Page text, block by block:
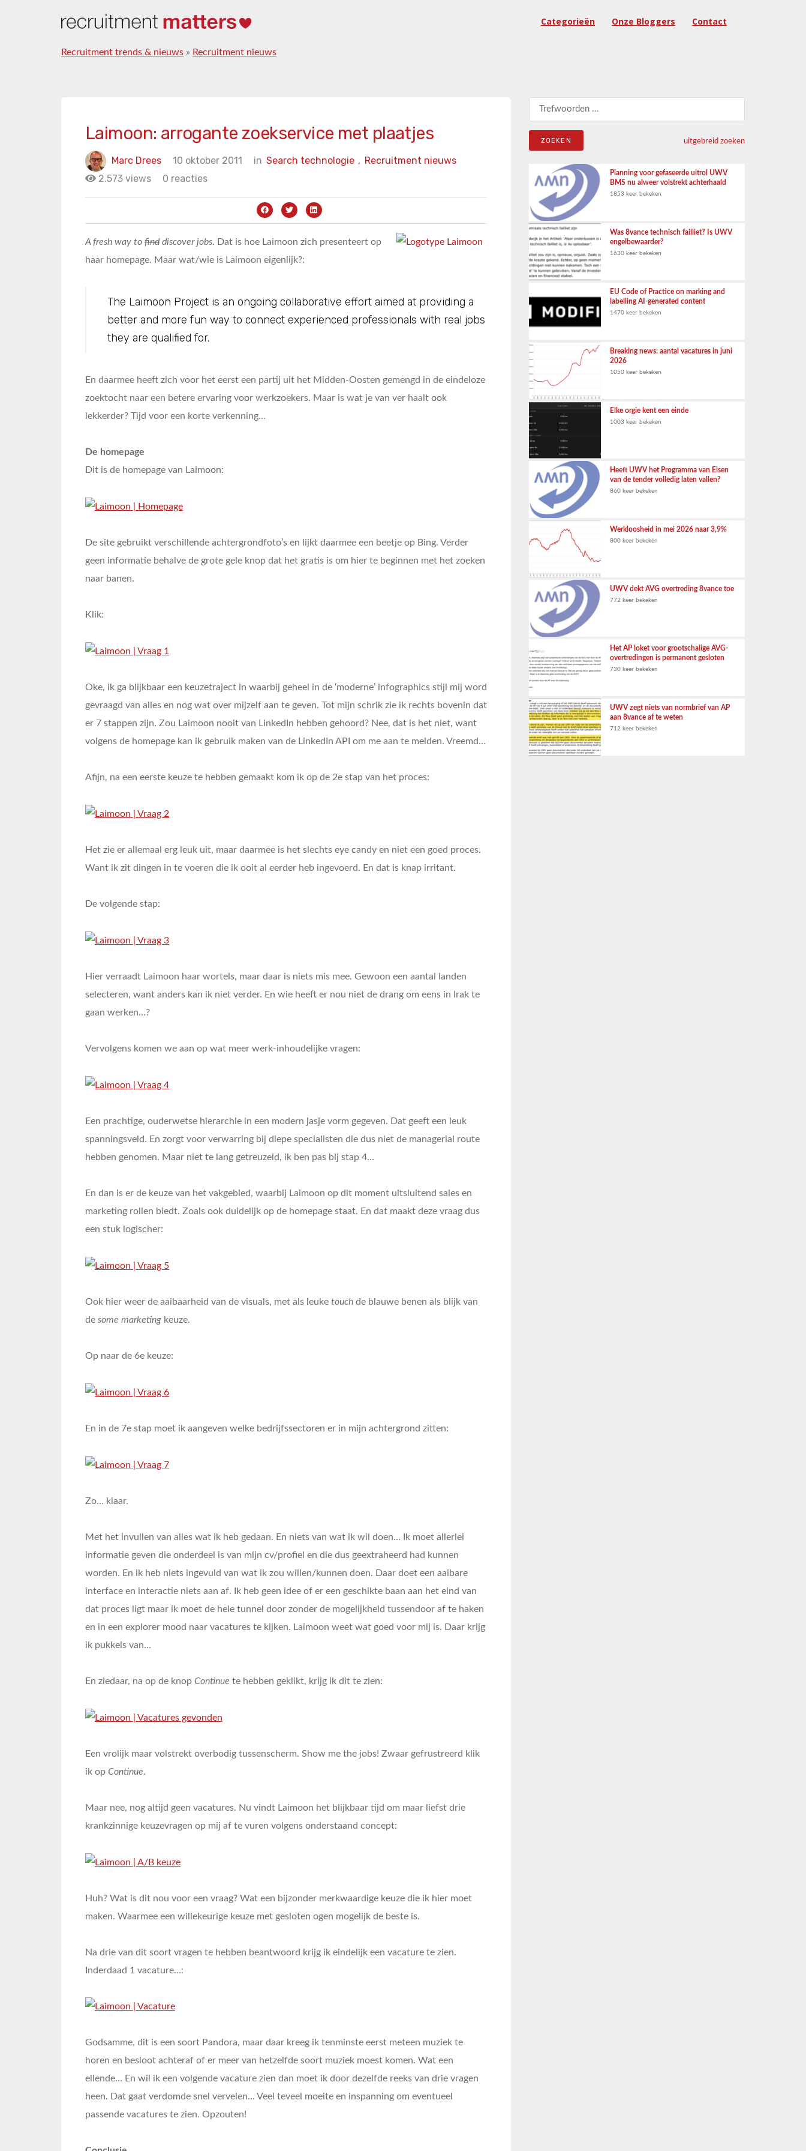
Categorieën Onze Bloggers Contact
Recruitment trends & nieuws » Recruitment nieuws
Laimoon: arrogante zoekservice met plaatjes
Marc Drees 10 oktober 2011 in Recruitment nieuws
Search technologie ,
2.573 views
0 reacties
A fresh way to finddiscover jobs. Dat is hoe Laimoon zich presenteert op
haar homepage. Maar wat/wie is Laimoon eigenlijk?:
The Laimoon Project is an ongoing collaborative effort aimed at providing a
better and more fun way to connect experienced professionals with real jobs
they are qualified for.
En daarmee heeft zich voor het eerst een partij uit het Midden-Oosten gemengd in de eindeloze
zoektocht naar een betere ervaring voor werkzoekers. Maar is wat je van ver haalt ook
lekkerder? Tijd voor een korte verkenning…
De homepage
Dit is de homepage van Laimoon:
De site gebruikt verschillende achtergrondfoto’s en lijkt daarmee een beetje op Bing. Verder
geen informatie behalve de grote gele knop dat het gratis is om hier te beginnen met het zoeken
naar banen.
Klik:
Oke, ik ga blijkbaar een keuzetraject in waarbij geheel in de ‘moderne’ infographics stijl mij word
gevraagd van alles en nog wat over mijzelf aan te geven. Tot mijn schrik zie ik rechts bovenin dat
er 7 stappen zijn. Zou Laimoon nooit van LinkedIn hebben gehoord? Nee, dat is het niet, want
volgens de homepage kan ik gebruik maken van de LinkedIn API om me aan te melden. Vreemd…
Afijn, na een eerste keuze te hebben gemaakt kom ik op de 2e stap van het proces:
Het zie er allemaal erg leuk uit, maar daarmee is het slechts eye candy en niet een goed proces.
Want ik zit dingen in te voeren die ik ooit al eerder heb ingevoerd. En dat is knap irritant.
De volgende stap:
Hier verraadt Laimoon haar wortels, maar daar is niets mis mee. Gewoon een aantal landen
selecteren, want anders kan ik niet verder. En wie heeft er nou niet de drang om eens in Irak te
gaan werken…?
Vervolgens komen we aan op wat meer werk-inhoudelijke vragen:
Een prachtige, ouderwetse hierarchie in een modern jasje vorm gegeven. Dat geeft een leuk
spanningsveld. En zorgt voor verwarring bij diepe specialisten die dus niet de managerial route
hebben genomen. Maar niet te lang getreuzeld, ik ben pas bij stap 4…
En dan is er de keuze van het vakgebied, waarbij Laimoon op dit moment uitsluitend sales en
marketing rollen biedt. Zoals ook duidelijk op de homepage staat. En dat maakt deze vraag dus
een stuk logischer:
Ook hier weer de aaibaarheid van de visuals, met als leuke touch de blauwe benen als blijk van
de some marketing keuze.
Op naar de 6e keuze:
En in de 7e stap moet ik aangeven welke bedrijfssectoren er in mijn achtergrond zitten:
Zo… klaar.
Met het invullen van alles wat ik heb gedaan. En niets van wat ik wil doen… Ik moet allerlei
informatie geven die onderdeel is van mijn cv/profiel en die dus geextraheerd had kunnen
worden. En ik heb niets ingevuld van wat ik zou willen/kunnen doen. Daar doet een aaibare
interface en interactie niets aan af. Ik heb geen idee of er een geschikte baan aan het eind van
dat proces ligt maar ik moet de hele tunnel door zonder de mogelijkheid tussendoor af te haken
en in een explorer mood naar vacatures te kijken. Laimoon weet wat goed voor mij is. Daar krijg
ik pukkels van…
En ziedaar, na op de knop Continue te hebben geklikt, krijg ik dit te zien:
Een vrolijk maar volstrekt overbodig tussenscherm. Show me the jobs! Zwaar gefrustreerd klik
ik op Continue.
Maar nee, nog altijd geen vacatures. Nu vindt Laimoon het blijkbaar tijd om maar liefst drie
krankzinnige keuzevragen op mij af te vuren volgens onderstaand concept:
Huh? Wat is dit nou voor een vraag? Wat een bijzonder merkwaardige keuze die ik hier moet
maken. Waarmee een willekeurige keuze met gesloten ogen mogelijk de beste is.
Na drie van dit soort vragen te hebben beantwoord krijg ik eindelijk een vacature te zien.
Inderdaad 1 vacature…:
Godsamme, dit is een soort Pandora, maar daar kreeg ik tenminste eerst meteen muziek te
horen en besloot achteraf of er meer van hetzelfde soort muziek moest komen. Wat een
ellende… En wil ik een volgende vacature zien dan moet ik door dezelfde reeks van drie vragen
heen. Dat gaat verdomde snel vervelen… Veel teveel moeite en inspanning om eventueel
passende vacatures te zien. Opzouten!
Zoeken naar:
uitgebreid zoeken
Planning voor gefaseerde uitrol UWV
BMS nu alweer volstrekt achterhaald
1853 keer bekeken
Was 8vance technisch failliet? Is UWV
engelbewaarder?
1630 keer bekeken
EU Code of Practice on marking and
labelling AI-generated content
1470 keer bekeken
Breaking news: aantal vacatures in juni
2026
1050 keer bekeken
Elke orgie kent een einde
1003 keer bekeken
Heeft UWV het Programma van Eisen
van de tender volledig laten vallen?
860 keer bekeken
Werkloosheid in mei 2026 naar 3,9%
800 keer bekeken
UWV dekt AVG overtreding 8vance toe
772 keer bekeken
Het AP loket voor grootschalige AVG-
overtredingen is permanent gesloten
730 keer bekeken
UWV zegt niets van normbrief van AP
aan 8vance af te weten
712 keer bekeken